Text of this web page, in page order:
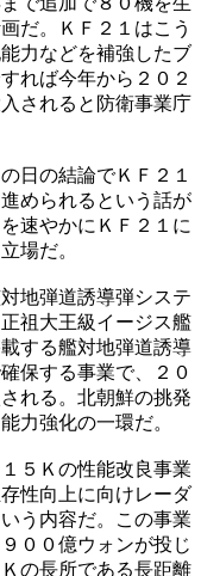
だ。ＫＦ２１はこう
力などを補強したブ
れば今年から２０２
されると防衛事業庁
日の結論でＫＦ２１
められるという話が
速やかにＫＦ２１に
場だ。
地弾道誘導弾システ
祖大王級イージス艦
する艦対地弾道誘導
保する事業で、２０
れる。北朝鮮の挑発
力強化の一環だ。
５Ｋの性能改良事業
性向上に向けレーダ
う内容だ。この事業
００億ウォンが投じ
の長所である長距離